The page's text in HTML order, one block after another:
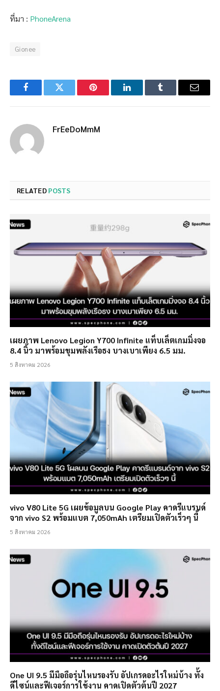
ที่มา : PhoneArena
Gionee
FacebookTwitter Pinterest LinkedInTumblr Email
FrEeDoMmM
RELATED POSTS
เผยภาพ Lenovo Legion Y700 Infinite แท็บเล็ตเกมมิ่งจอ
8.4 นิ้ว มาพร้อมขุมพลังเรือธง บางเบาเพียง 6.5 มม.
5 สิงหาคม 2026
vivo V80 Lite 5G เผยข้อมูลบน Google Play คาดรีแบรนด์
จาก vivo S2 พร้อมแบต 7,050mAh เตรียมเปิดตัวเร็วๆ นี้
5 สิงหาคม 2026
One UI 9.5 มีมือถือรุ่นไหนรองรับ อัปเกรดอะไรใหม่บ้าง ทั้ง
ดีไซน์และฟีเจอร์การใช้งาน คาดเปิดตัวต้นปี 2027